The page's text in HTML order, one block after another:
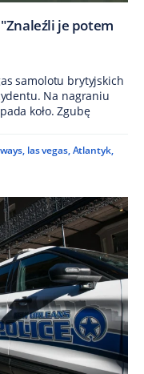
je potem
samolotu brytyjskich
Na nagraniu
koło. Zgubę
, las vegas,Atlantyk,